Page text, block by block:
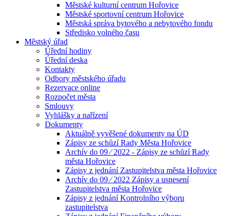
Městské kulturní centrum Hořovice
Městské sportovní centrum Hořovice
Městská správa bytového a nebytového fondu
Středisko volného času
Městský úřad
Úřední hodiny
Úřední deska
Kontakty
Odbory městského úřadu
Rezervace online
Rozpočet města
Smlouvy
Vyhlášky a nařízení
Dokumenty
Aktuálně vyvěšené dokumenty na ÚD
Zápisy ze schůzí Rady Města Hořovice
Archív do 09 ⁄ 2022 - Zápisy ze schůzí Rady
města Hořovice
Zápisy z jednání Zastupitelstva města Hořovice
Archív do 09 ⁄ 2022 Zápisy a usnesení
Zastupitelstva města Hořovice
Zápisy z jednání Kontrolního výboru
zastupitelstva